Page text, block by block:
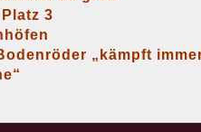
3
„kämpft